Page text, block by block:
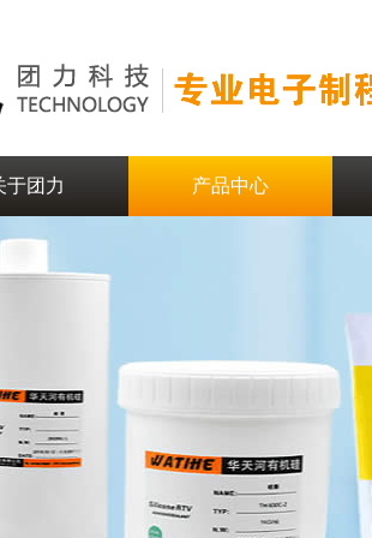
于团力 产品中心